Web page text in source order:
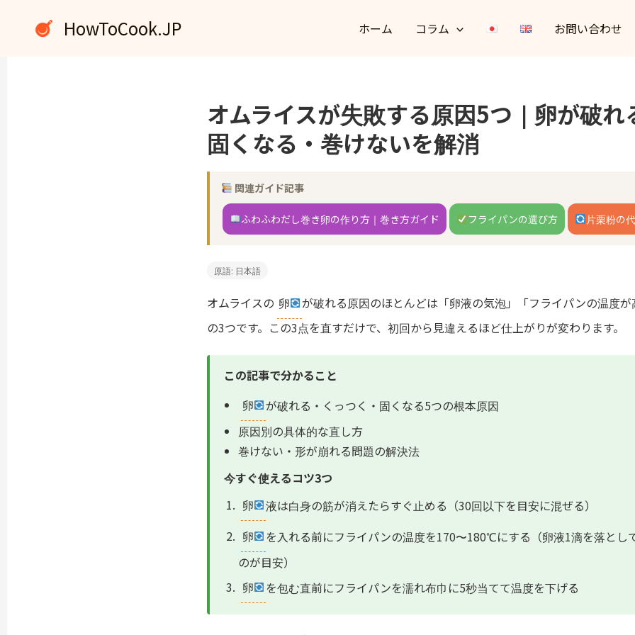
HowToCook.JP ホーム コラム お問い合わせ
オムライスが失敗する原因5つ｜卵が破れ
固くなる・巻けないを解消
関連ガイド記事
ふわふわだし巻き卵の作り方｜巻き方ガイド フライパンの選び方 片栗粉の
原語: 日本語
オムライスの 卵
が破れる原因のほとんどは「卵液の気泡」「フライパンの温度が
の3つです。この3点を直すだけで、初回から見違えるほど仕上がりが変わります。
この記事で分かること
卵
が破れる・くっつく・固くなる5つの根本原因
原因別の具体的な直し方
巻けない・形が崩れる問題の解決法
今すぐ使えるコツ3つ
卵
液は白身の筋が消えたらすぐ止める（30回以下を目安に混ぜる）
卵
を入れる前にフライパンの温度を170〜180℃にする（卵液1滴を落とし
のが目安）
卵
を包む直前にフライパンを濡れ布巾に5秒当てて温度を下げる